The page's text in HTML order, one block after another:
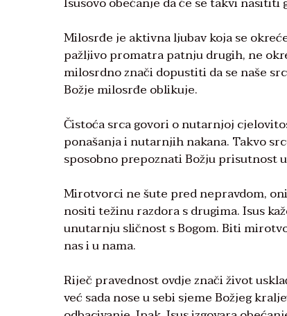
Milosrđe je aktivna ljubav koja se
pažljivo promatra patnju drugih, ne
milosrdno znači dopustiti da se naše
Božje milosrđe oblikuje.
Čistoća srca govori o nutarnjoj
ponašanja i nutarnjih nakana. Takvo
sposobno prepoznati Božju prisutnost
Mirotvorci ne šute pred nepravdom,
nositi težinu razdora s drugima. Isus
unutarnju sličnost s Bogom. Biti
nas i u nama.
Riječ pravednost ovdje znači život
već sada nose u sebi sjeme Božjeg